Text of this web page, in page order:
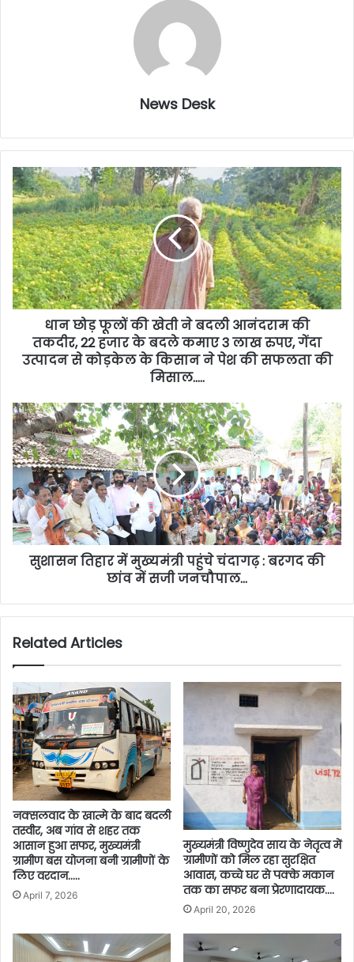
News Desk
धान छोड़ फूलों की खेती ने बदली आनंदराम की
तकदीर, 22 हजार के बदले कमाए 3 लाख रुपए, गेंदा
उत्पादन से कोड़केल के किसान ने पेश की सफलता की
मिसाल…..
सुशासन तिहार में मुख्यमंत्री पहुंचे चंदागढ़ : बरगद की
छांव में सजी जनचौपाल…
Related Articles
नक्सलवाद के खात्मे के बाद बदली
तस्वीर, अब गांव से शहर तक
आसान हुआ सफर, मुख्यमंत्री
ग्रामीण बस योजना बनी ग्रामीणों के
लिए वरदान…..
April 7, 2026
मुख्यमंत्री विष्णुदेव साय के नेतृत्व में
ग्रामीणों को मिल रहा सुरक्षित
आवास, कच्चे घर से पक्के मकान
तक का सफर बना प्रेरणादायक….
April 20, 2026